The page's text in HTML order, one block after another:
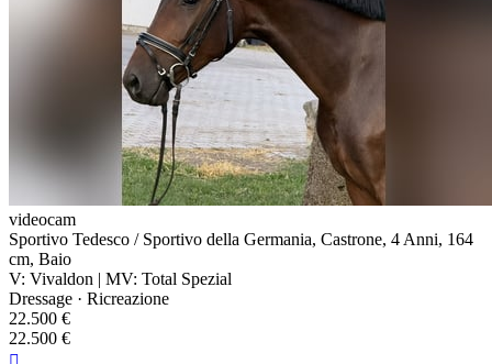
videocam
Sportivo Tedesco / Sportivo della Germania, Castrone, 4 Anni, 164
cm, Baio
V: Vivaldon | MV: Total Spezial
Dressage · Ricreazione
22.500 €
22.500 €